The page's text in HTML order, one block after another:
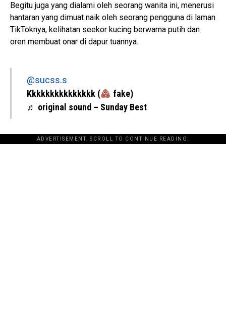
Begitu juga yang dialami oleh seorang wanita ini, menerusi
hantaran yang dimuat naik oleh seorang pengguna di laman
TikToknya, kelihatan seekor kucing berwarna putih dan
oren membuat onar di dapur tuannya.
@sucss.s
Kkkkkkkkkkkkkkk (
fake)
♬ original sound – Sunday Best
ADVERTISEMENT. SCROLL TO CONTINUE READING.